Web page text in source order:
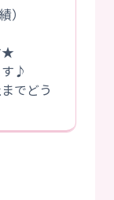
★
す♪
でどう